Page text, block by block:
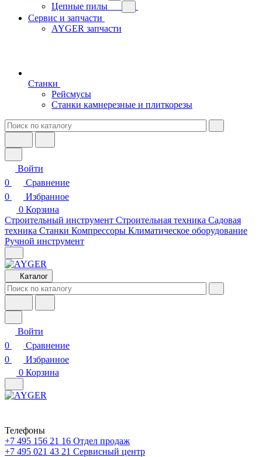
Цепные пилы
Сервис и запчасти
AYGER запчасти
Станки
Рейсмусы
Станки камнерезные и плиткорезы
Войти
0
Сравнение
0
Избранное
0 Корзина
Строительный инструмент Строительная техника Садовая
техника Станки Компрессоры Климатическое оборудование
Ручной инструмент
Каталог
Войти
0
Сравнение
0
Избранное
0 Корзина
Телефоны
+7 495 156 21 16 Отдел продаж
+7 495 021 43 21 Cервисный центр